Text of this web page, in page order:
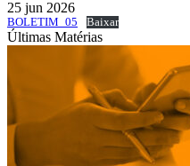
25 jun 2026
BOLETIM_05 Baixar
Últimas Matérias